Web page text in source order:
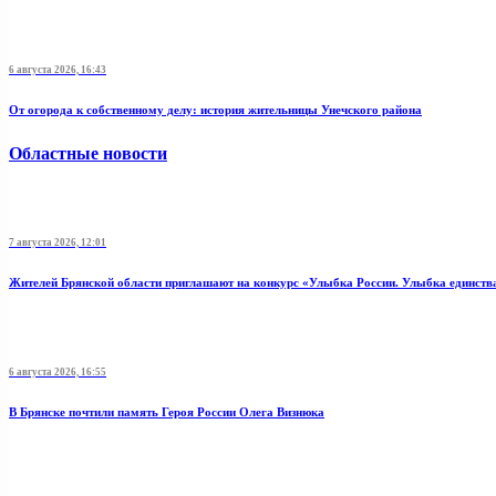
6 августа 2026, 16:43
От огорода к собственному делу: история жительницы Унечского района
Областные новости
7 августа 2026, 12:01
Жителей Брянской области приглашают на конкурс «Улыбка России. Улыбка
6 августа 2026, 16:55
В Брянске почтили память Героя России Олега Визнюка